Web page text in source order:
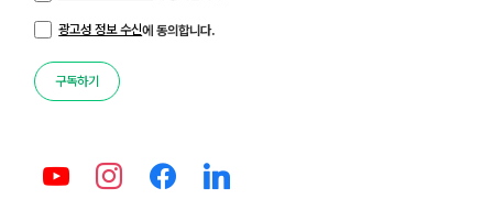
광고성 정보 수신에 동의합니다.
구독하기